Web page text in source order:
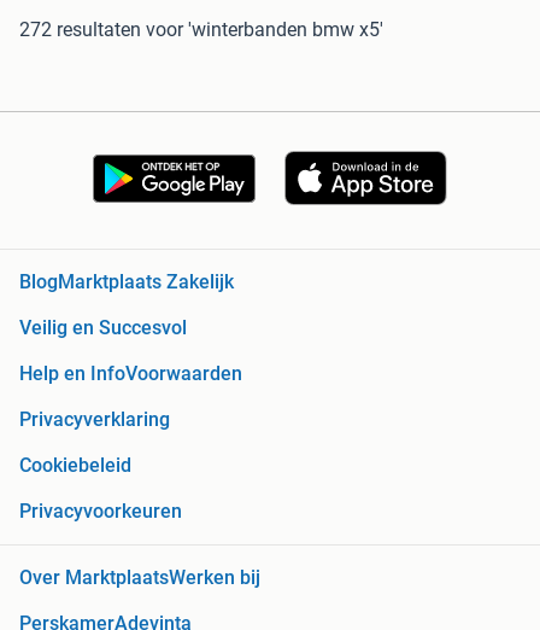
272 resultaten voor 'winterbanden bmw x5'
Blog Marktplaats Zakelijk
Veilig en Succesvol
Help en InfoVoorwaarden
Privacyverklaring
Cookiebeleid
Privacyvoorkeuren
Over MarktplaatsWerken bij
PerskamerAdevinta